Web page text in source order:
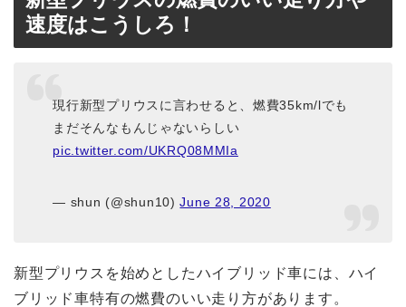
速度はこうしろ！
現行新型プリウスに言わせると、燃費35km/lでも
まだそんなもんじゃないらしい
pic.twitter.com/UKRQ08MMIa
— shun (@shun10)June 28, 2020
新型プリウスを始めとしたハイブリッド車には、ハイ
ブリッド車特有の燃費のいい走り方があります。